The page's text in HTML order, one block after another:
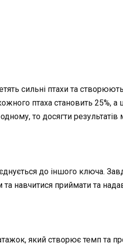
сильні птахи та
птаха становить
одному, то досягти
до іншого ключа.
навчитися приймати та
який створює темп та